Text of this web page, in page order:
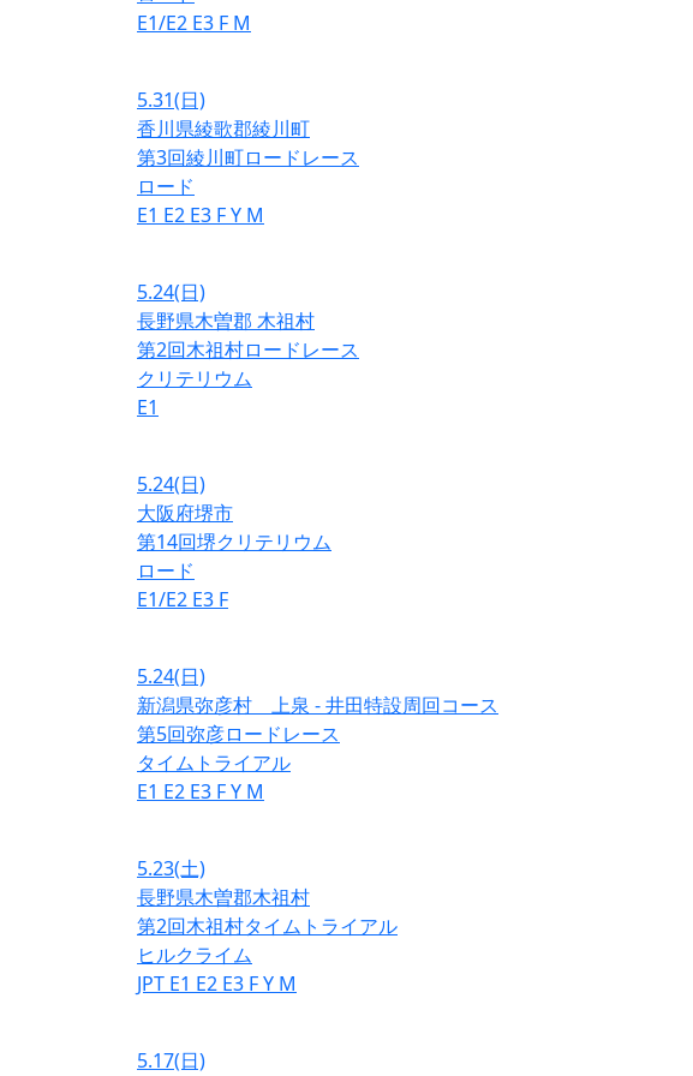
E1/E2 E3 F M
5.31(日)
香川県綾歌郡綾川町
第3回綾川町ロードレース
ロード
E1 E2 E3 FY M
5.24(日)
長野県木曽郡 木祖村
第2回木祖村ロードレース
クリテリウム
E1
5.24(日)
大阪府堺市
第14回堺クリテリウム
ロード
E1/E2 E3 F
5.24(日)
新潟県弥彦村 上泉 - 井田特設周回コース
第5回弥彦ロードレース
タイムトライアル
E1 E2 E3 FY M
5.23(土)
長野県木曽郡木祖村
第2回木祖村タイムトライアル
ヒルクライム
JPT E1 E2 E3 FY M
5.17(日)